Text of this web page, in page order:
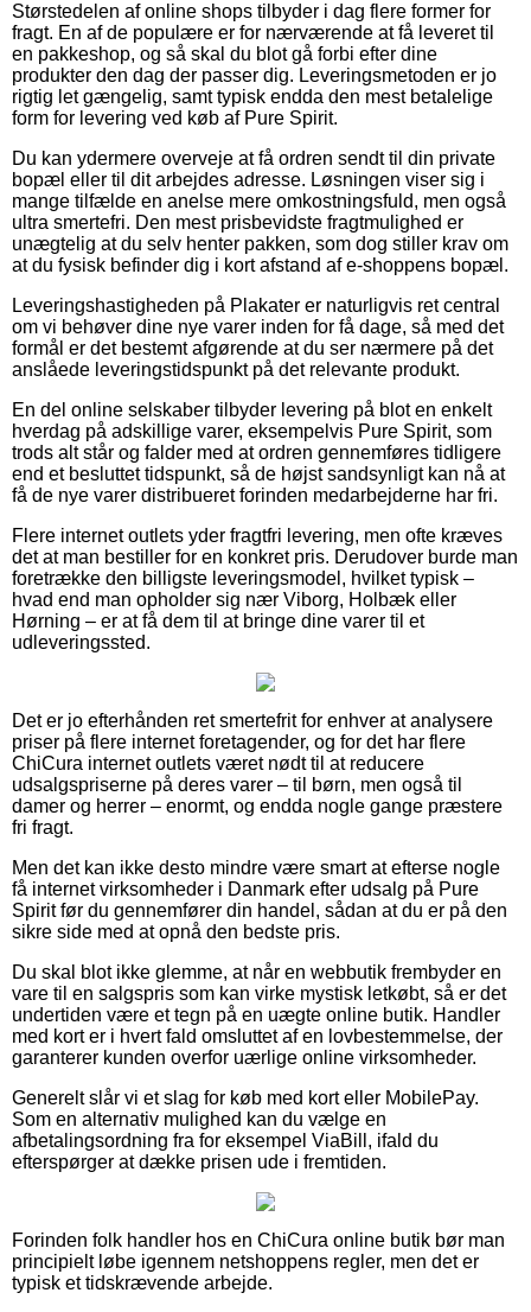
Størstedelen af online shops tilbyder i dag flere former for
fragt. En af de populære er for nærværende at få leveret til
en pakkeshop, og så skal du blot gå forbi efter dine
produkter den dag der passer dig. Leveringsmetoden er jo
rigtig let gængelig, samt typisk endda den mest betalelige
form for levering ved køb af Pure Spirit.
Du kan ydermere overveje at få ordren sendt til din private
bopæl eller til dit arbejdes adresse. Løsningen viser sig i
mange tilfælde en anelse mere omkostningsfuld, men også
ultra smertefri. Den mest prisbevidste fragtmulighed er
unægtelig at du selv henter pakken, som dog stiller krav om
at du fysisk befinder dig i kort afstand af e-shoppens bopæl.
Leveringshastigheden på Plakater er naturligvis ret central
om vi behøver dine nye varer inden for få dage, så med det
formål er det bestemt afgørende at du ser nærmere på det
anslåede leveringstidspunkt på det relevante produkt.
En del online selskaber tilbyder levering på blot en enkelt
hverdag på adskillige varer, eksempelvis Pure Spirit, som
trods alt står og falder med at ordren gennemføres tidligere
end et besluttet tidspunkt, så de højst sandsynligt kan nå at
få de nye varer distribueret forinden medarbejderne har fri.
Flere internet outlets yder fragtfri levering, men ofte kræves
det at man bestiller for en konkret pris. Derudover burde man
foretrække den billigste leveringsmodel, hvilket typisk –
hvad end man opholder sig nær Viborg, Holbæk eller
Hørning – er at få dem til at bringe dine varer til et
udleveringssted.
Det er jo efterhånden ret smertefrit for enhver at analysere
priser på flere internet foretagender, og for det har flere
ChiCura internet outlets været nødt til at reducere
udsalgspriserne på deres varer – til børn, men også til
damer og herrer – enormt, og endda nogle gange præstere
fri fragt.
Men det kan ikke desto mindre være smart at efterse nogle
få internet virksomheder i Danmark efter udsalg på Pure
Spirit før du gennemfører din handel, sådan at du er på den
sikre side med at opnå den bedste pris.
Du skal blot ikke glemme, at når en webbutik frembyder en
vare til en salgspris som kan virke mystisk letkøbt, så er det
undertiden være et tegn på en uægte online butik. Handler
med kort er i hvert fald omsluttet af en lovbestemmelse, der
garanterer kunden overfor uærlige online virksomheder.
Generelt slår vi et slag for køb med kort eller MobilePay.
Som en alternativ mulighed kan du vælge en
afbetalingsordning fra for eksempel ViaBill, ifald du
efterspørger at dække prisen ude i fremtiden.
Forinden folk handler hos en ChiCura online butik bør man
principielt løbe igennem netshoppens regler, men det er
typisk et tidskrævende arbejde.